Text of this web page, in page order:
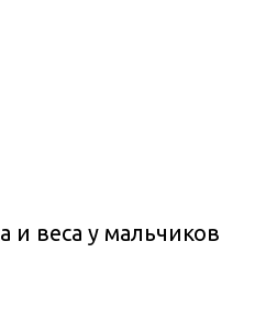
и веса у мальчиков